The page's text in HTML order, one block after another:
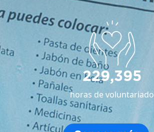
229,395
horas de voluntariado